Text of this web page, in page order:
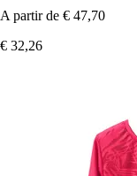
A partir de € 47,70
€ 32,26